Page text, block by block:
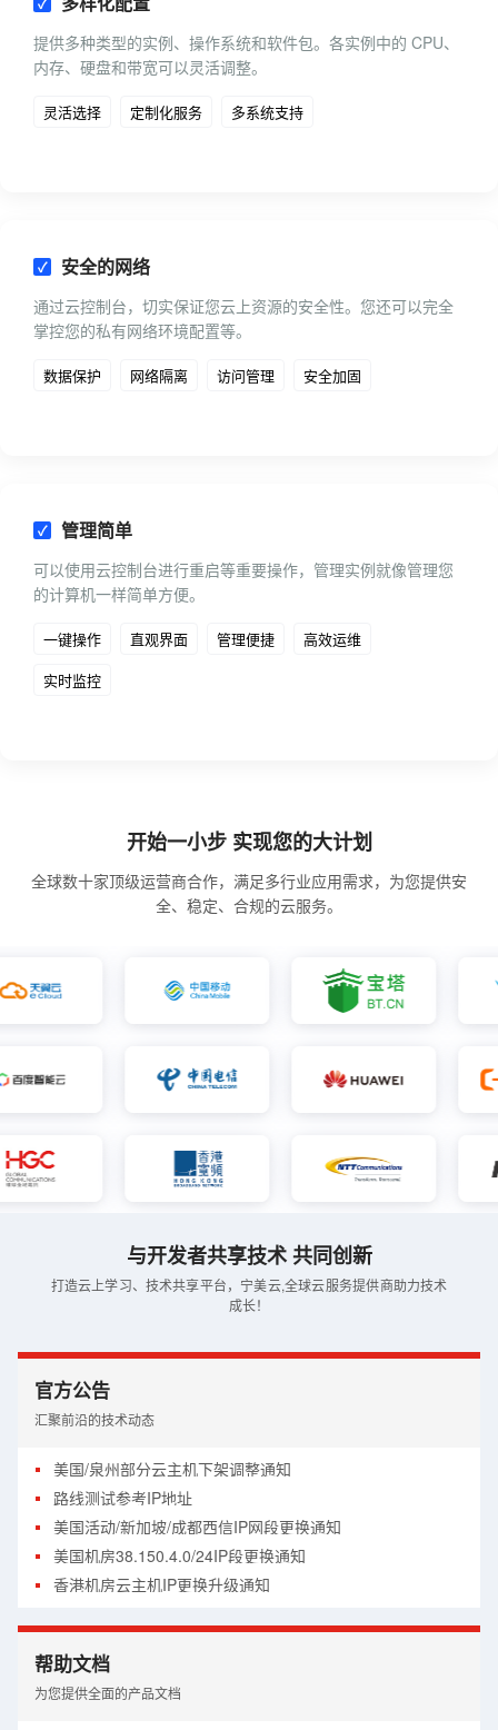
提供多种类型的实例、操作系统和软件包。各实例中的 CPU、
内存、硬盘和带宽可以灵活调整。
灵活选择 定制化服务 多系统支持
安全的网络
通过云控制台，切实保证您云上资源的安全性。您还可以完全
掌控您的私有网络环境配置等。
数据保护 网络隔离 访问管理 安全加固
管理简单
可以使用云控制台进行重启等重要操作，管理实例就像管理您
的计算机一样简单方便。
一键操作 直观界面 管理便捷
高效运维
实时监控
开始一小步 实现您的大计划
全球数十家顶级运营商合作，满足多行业应用需求，为您提供安
全、稳定、合规的云服务。
与开发者共享技术 共同创新
打造云上学习、技术共享平台，宁美云,全球云服务提供商助力技术
成长！
官方公告
汇聚前沿的技术动态
美国/泉州部分云主机下架调整通知
路线测试参考IP地址
美国活动/新加坡/成都西信IP网段更换通知
美国机房38.150.4.0/24IP段更换通知
香港机房云主机IP更换升级通知
帮助文档
为您提供全面的产品文档